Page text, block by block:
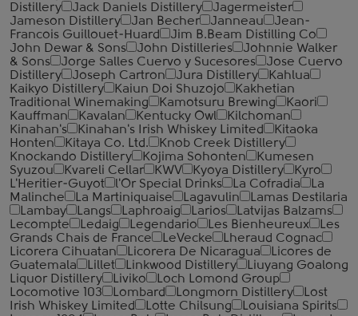
Distillery
Jack Daniels Distillery
Jagermeister
Jameson Distillery
Jan Becher Janneau
Jean-
Francois Guillouet-Huard
Jim B.Beam Distilling Co
John Dewar & Sons
John Distilleries
Johnnie Walker
& Sons
Jorge Salles Cuervo y Sucesores
Jose Cuervo
Distillery
Joseph Cartron Jura Distillery
Kahlua
Kaikyo Distillery
Kaiun Doi Shuzojo
Kakhetian
Traditional Winemaking
Kamotsuru Brewing
Kaori
Kauffman
Kavalan Kentucky Owl
Kilchoman
Kinahan's
Kinahan's Irish Whiskey Limited
Kitaoka
Honten
Kitaya Co. Ltd.
Knob Creek Distillery
Knockando Distillery
Kojima Sohonten
Kumesen
Syuzou
Kvareli Cellar KWV Kyoya Distillery
Kyro
L'Heritier-Guyot
l'Or Special Drinks La Cofradia
La
Malinche
La Martiniquaise Lagavulin
Lamas Destilaria
Lambay
Langs Laphroaig Larios
Latvijas Balzams
Lecompte
Ledaig Legendario Les Bienheureux
Les
Grands Chais de France
LeVecke
Lheraud Cognac
Licorera Cihuatan
Licorera De Nicaragua
Licores de
Guatemala
Lillet Linkwood Distillery
Liuyang Goalong
Liquor Distillery
Liviko
Loch Lomond Group
Locomotive 103
Lombard Longmorn Distillery
Lost
Irish Whiskey Limited
Lotte Chilsung
Louisiana Spirits